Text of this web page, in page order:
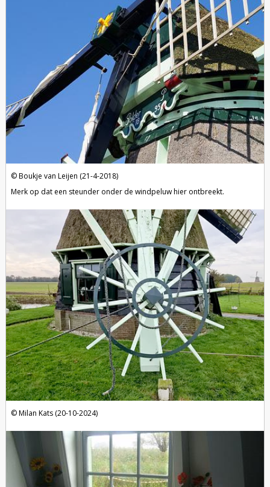
Boukje van Leijen (21-4-2018)
Merk op dat een steunder onder de windpeluw hier ontbreekt.
Milan Kats (20-10-2024)